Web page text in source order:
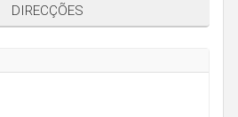
DIRECÇÕES